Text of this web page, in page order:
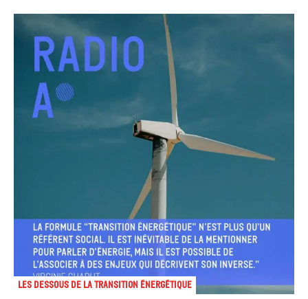
Les dessous de la transition énergétique